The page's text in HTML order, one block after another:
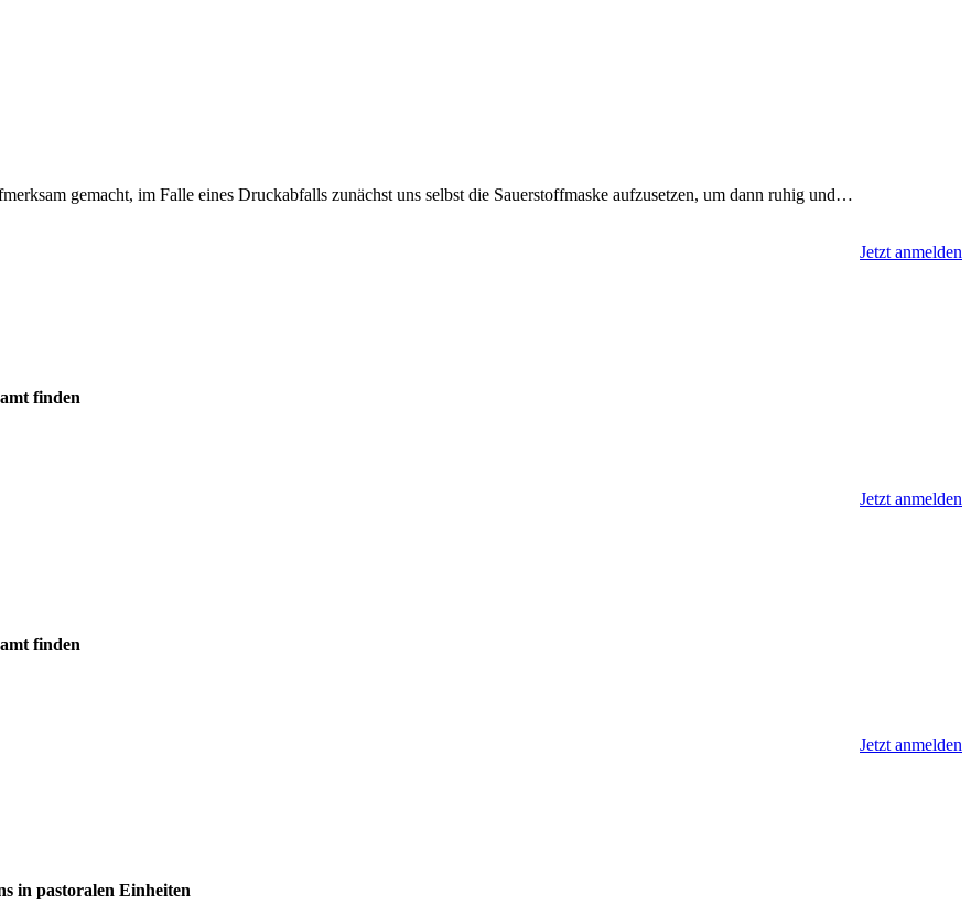
gemacht, im Falle eines Druckabfalls zunächst uns selbst die Sauerstoffmaske aufzusetzen, um dann ruhig und…
Jetzt anmelden
finden
Jetzt anmelden
finden
Jetzt anmelden
in pastoralen Einheiten